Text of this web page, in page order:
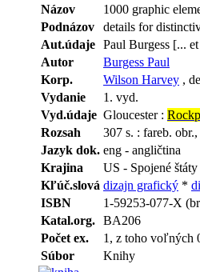
Názov
1000 graphic
Podnázov
details for
Aut.údaje Paul Burgess [...
Autor
Burgess Paul
Korp.
Wilson Harvey ,
Vydanie
1. vyd.
Vyd.údaje Gloucester :
Rozsah
307 s. : fareb.
Jazyk dok. eng - angličtina
Krajina
US - Spojené štáty
Kľúč.slová dizajn grafický *
ISBN
1-59253-077-X
Katal.org. BA206
Počet ex.
1, z toho voľných
Súbor
Knihy